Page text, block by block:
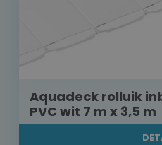
Aquadeck rolluik
PVC wit 7 m x 3,5 m